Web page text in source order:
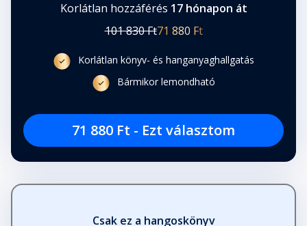
Korlátlan hozzáférés 17 hónapon át
101 830 Ft71 880 Ft
Korlátlan könyv- és hanganyaghallgatás
Bármikor lemondható
71 880 Ft - Ezt választom
Csak ez a hangoskönyv